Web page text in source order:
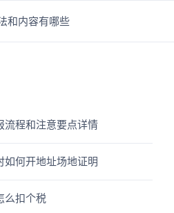
和内容有哪些
流程和注意要点详情
如何开地址场地证明
么扣个税